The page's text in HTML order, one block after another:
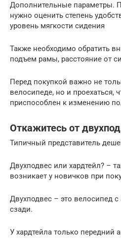
Дополнительные параметры.
нужно оценить степень
уровень мягкости сидения
Также необходимо обратить
подъем рамы, расстояние от
Перед покупкой важно не
велосипеде, но и проехаться,
приспособлен к изменению
Откажитесь от
Типичный представитель
Двухподвес или хардтейл? –
возникает у новичков при
Двухподвес – это велосипед
сзади.
У хардтейла только передний